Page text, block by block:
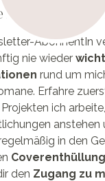
AbonnentIn
nie wieder
rund um
Erfahre
ich
anstehen
in den
den Zugang zu